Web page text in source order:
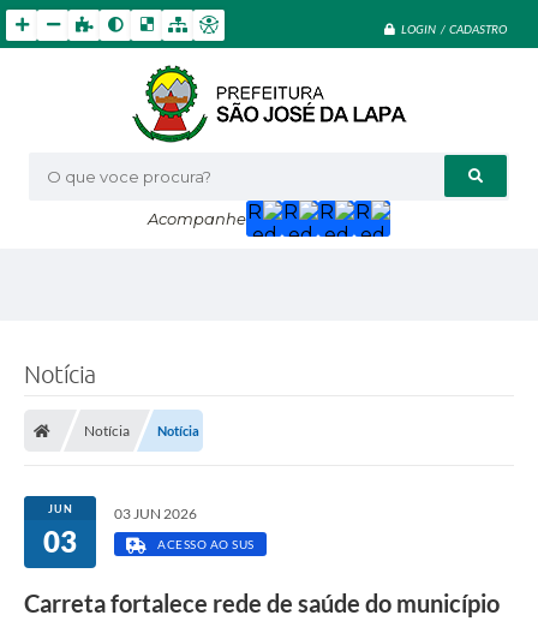
LOGIN / CADASTRO
O que voce procura?
Acompanhe
Notícia
Notícia Notícia
JUN
03
03 JUN 2026
ACESSO AO SUS
Carreta fortalece rede de saúde do município